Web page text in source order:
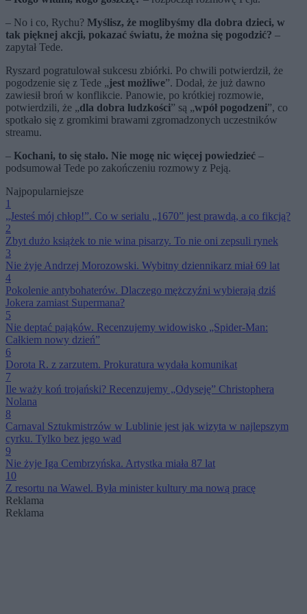
– No i co, Rychu? Myślisz, że moglibyśmy dla dobra dzieci, w
tak pięknej akcji, pokazać światu, że można się pogodzić? –
zapytał Tede.
Ryszard pogratulował sukcesu zbiórki. Po chwili potwierdził, że
pogodzenie się z Tede „jest możliwe”. Dodał, że już dawno
zawiesił broń w konflikcie. Panowie, po krótkiej rozmowie,
potwierdzili, że „dla dobra ludzkości” są „wpół pogodzeni”, co
spotkało się z gromkimi brawami zgromadzonych uczestników
streamu.
– Kochani, to się stało. Nie mogę nic więcej powiedzieć –
podsumował Tede po zakończeniu rozmowy z Peją.
Najpopularniejsze
1
„Jesteś mój chłop!”. Co w serialu „1670” jest prawdą, a co fikcją?
2
Zbyt dużo książek to nie wina pisarzy. To nie oni zepsuli rynek
3
Nie żyje Andrzej Morozowski. Wybitny dziennikarz miał 69 lat
4
Pokolenie antybohaterów. Dlaczego mężczyźni wybierają dziś
Jokera zamiast Supermana?
5
Nie deptać pająków. Recenzujemy widowisko „Spider-Man:
Całkiem nowy dzień”
6
Dorota R. z zarzutem. Prokuratura wydała komunikat
7
Ile waży koń trojański? Recenzujemy „Odyseję” Christophera
Nolana
8
Carnaval Sztukmistrzów w Lublinie jest jak wizyta w najlepszym
cyrku. Tylko bez jego wad
9
Nie żyje Iga Cembrzyńska. Artystka miała 87 lat
10
Z resortu na Wawel. Była minister kultury ma nową pracę
Reklama
Reklama